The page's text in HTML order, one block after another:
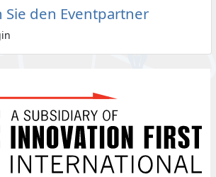
Sie den Eventpartner